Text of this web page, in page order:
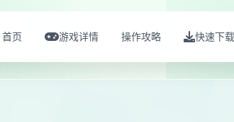
首页 游戏详情 操作攻略 快速下载